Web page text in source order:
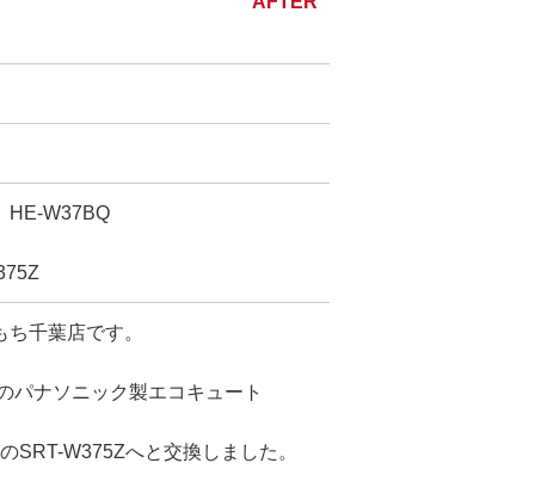
HE-W37BQ
千葉店です。
パナソニック製エコキュート
SRT-W375Zへと交換しました。